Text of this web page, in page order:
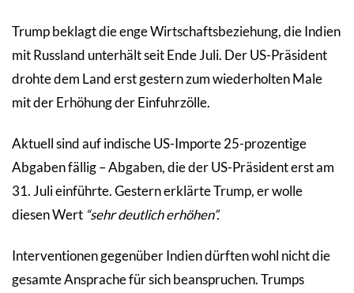
Trump beklagt die enge Wirtschaftsbeziehung, die Indien
mit Russland unterhält seit Ende Juli. Der US-Präsident
drohte dem Land erst gestern zum wiederholten Male
mit der Erhöhung der Einfuhrzölle.
Aktuell sind auf indische US-Importe 25-prozentige
Abgaben fällig – Abgaben, die der US-Präsident erst am
31. Juli einführte. Gestern erklärte Trump, er wolle
diesen Wert “sehr deutlich erhöhen”.
Interventionen gegenüber Indien dürften wohl nicht die
gesamte Ansprache für sich beanspruchen. Trumps